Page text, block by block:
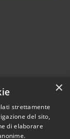
×
strettamente
del sito,
di elaborare